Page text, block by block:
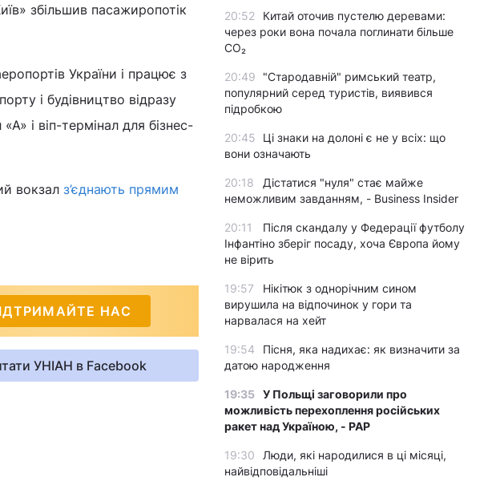
збільшив пасажиропотік
України і працює з
і будівництво відразу
і віп-термінал для бізнес-
вокзал з’єднають прямим
НАС
УНІАН в Facebook
20:52
Китай оточив пустелю деревами:
через роки вона почала поглинати більше
CO₂
20:49
"Стародавній" римський театр,
популярний серед туристів, виявився
підробкою
20:45
Ці знаки на долоні є не у всіх: що
вони означають
20:18
Дістатися "нуля" стає майже
неможливим завданням, - Business Insider
20:11
Після скандалу у Федерації футболу
Інфантіно зберіг посаду, хоча Європа йому
не вірить
19:57
Нікітюк з однорічним сином
вирушила на відпочинок у гори та
нарвалася на хейт
19:54
Пісня, яка надихає: як визначити за
датою народження
19:35 У Польщі заговорили про
можливість перехоплення російських
ракет над Україною, - PAP
19:30
Люди, які народилися в ці місяці,
найвідповідальніші